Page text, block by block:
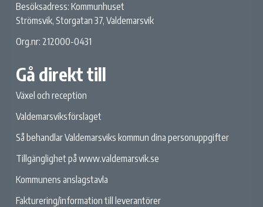
Besöksadress: Kommunhuset
Strömsvik, Storgatan 37, Valdemarsvik
Org.nr: 212000-0431
Gå direkt till
Växel och reception
Valdemarsviksförslaget
Så behandlar Valdemarsviks kommun dina personuppgifter
Tillgänglighet på www.valdemarsvik.se
Kommunens anslagstavla
Fakturering/information till leverantörer